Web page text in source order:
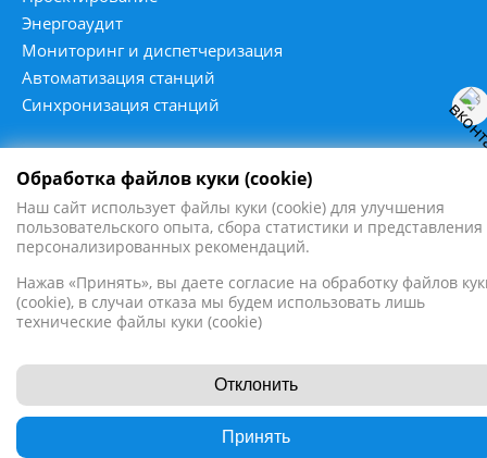
Энергоаудит
Мониторинг и диспетчеризация
Автоматизация станций
Синхронизация станций
2016 - 2026
ПромЭнергоСервис ©
Все права защищены
Обработка файлов куки (cookie)
Наш сайт использует файлы куки (cookie) для улучшения
пользовательского опыта, сбора статистики и представления
персонализированных рекомендаций.
Нажав «Принять», вы даете согласие на обработку файлов
(cookie), в случаи отказа мы будем использовать лишь
технические файлы куки (cookie)
Отклонить
Принять